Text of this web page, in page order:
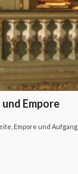
Empore
Empore und Aufgang